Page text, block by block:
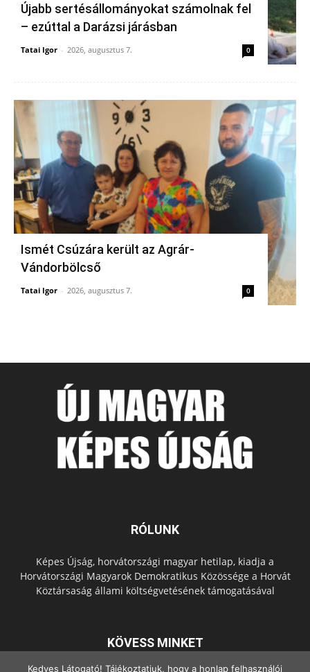
Újabb sertésállományokat számolnak fel
– ezúttal a Darázsi járásban
Tatai Igor - 2026, augusztus 7. 0
Ismét Csúzára került az Agrár-
Vándorbölcső
Tatai Igor - 2026, augusztus 7. 0
RÓLUNK
Képes Újság, horvátországi magyar hetilap, kiadja a
Horvátországi Magyarok Demokratikus Közössége a Horvát
Köztársaság állami költségvetésének támogatásával
KÖVESS MINKET
Kedves Látogató! Tájékoztatjuk, hogy a honlap felhasználói